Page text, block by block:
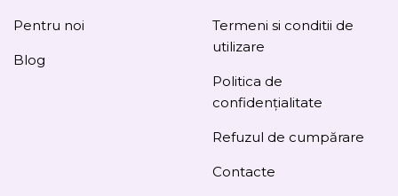
Pentru noi
Blog
Termeni si conditii de
utilizare
Politica de
confidențialitate
Refuzul de cumpărare
Contacte